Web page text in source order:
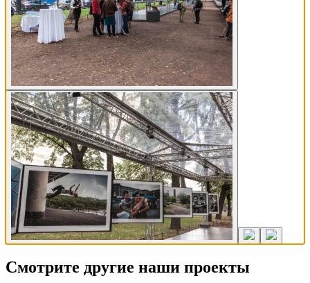
Смотрите другие наши проекты